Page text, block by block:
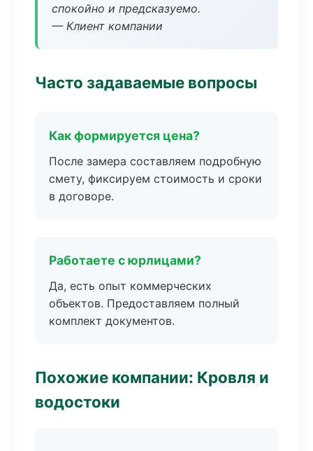
спокойно и предсказуемо.
— Клиент компании
Часто задаваемые вопросы
Как формируется цена?
После замера составляем подробную
смету, фиксируем стоимость и сроки
в договоре.
Работаете с юрлицами?
Да, есть опыт коммерческих
объектов. Предоставляем полный
комплект документов.
Похожие компании: Кровля и
водостоки